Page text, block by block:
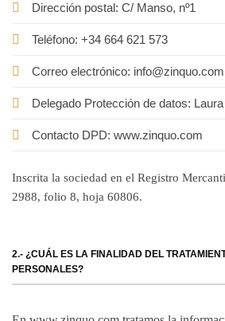
Dirección postal: C/ Manso, nº1
Teléfono: +34 664 621 573
Correo electrónico: info@zinquo.com
Delegado Protección de datos:
Contacto DPD: www.zinquo.com
Inscrita la sociedad en el Registro
2988, folio 8, hoja 60806.
2.- ¿CUÁL ES LA FINALIDAD DEL
PERSONALES?